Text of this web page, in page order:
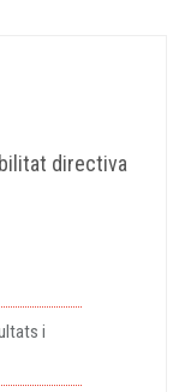
directiva
i